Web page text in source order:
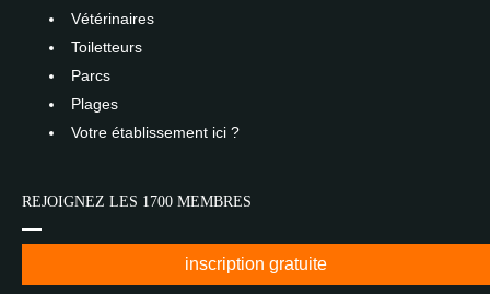
Vétérinaires
Toiletteurs
Parcs
Plages
Votre établissement ici ?
REJOIGNEZ LES 1700 MEMBRES
inscription gratuite